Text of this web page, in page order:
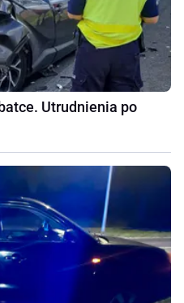
Utrudnienia po